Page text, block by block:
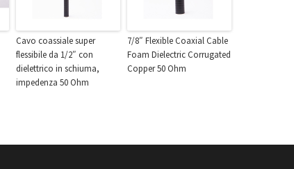
Cavo coassiale super
flessibile da 1/2″ con
dielettrico in schiuma,
impedenza 50 Ohm
7/8″ Flexible Coaxial Cable
Foam Dielectric Corrugated
Copper 50 Ohm